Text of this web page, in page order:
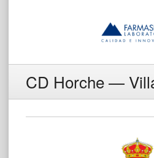
CD Horche —